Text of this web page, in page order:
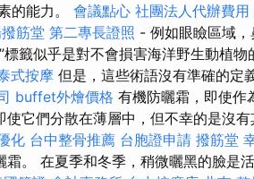
的能力。 會議點心 社團法人代辦費用
筋堂 第二專長證照 - 例如眼瞼區域
籤似乎是對不會損害海洋野生動植
式按摩 但是，這些術語沒有準確的定
buffet外燴價格 有機防曬霜，即使作
它們分散在薄層中，但不幸的是沒有
化 台中整骨推薦 台胞證申請 撥筋堂
。 在夏季和冬季，稍微曬黑的臉是